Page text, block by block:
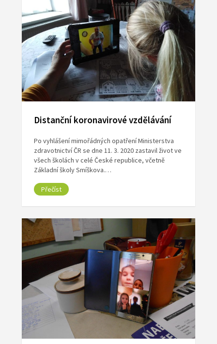
Distanční koronavirové vzdělávání
Po vyhlášení mimořádných opatření Ministerstva
zdravotnictví ČR se dne 11. 3. 2020 zastavil život ve
všech školách v celé České republice, včetně
Základní školy Smíškova.…
Přečíst